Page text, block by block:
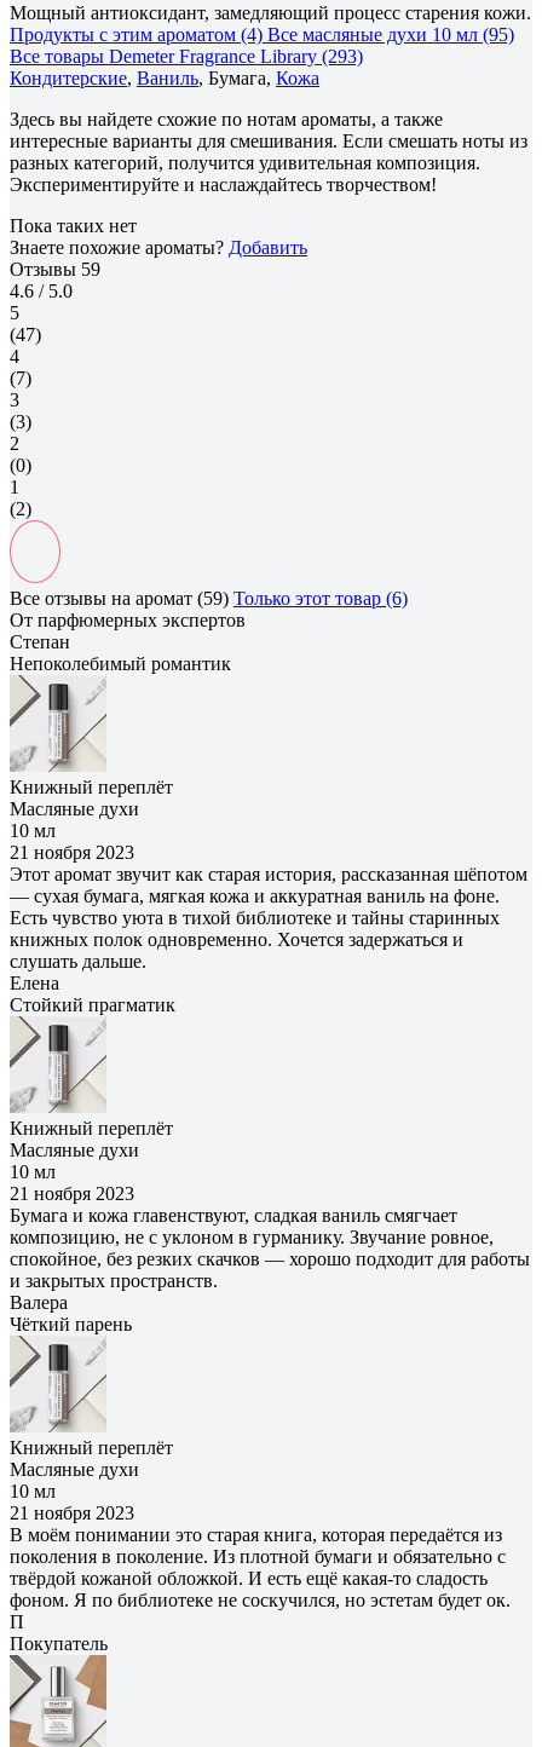
Мощный антиоксидант, замедляющий процесс старения кожи.
Продукты с этим ароматом (4) Все масляные духи 10 мл (95)
Все товары Demeter Fragrance Library (293)
Кондитерские, Ваниль, Бумага, Кожа
Здесь вы найдете схожие по нотам ароматы, а также
интересные варианты для смешивания. Если смешать ноты из
разных категорий, получится удивительная композиция.
Экспериментируйте и наслаждайтесь творчеством!
Пока таких нет
Знаете похожие ароматы? Добавить
Отзывы 59
4.6 / 5.0
5
(47)
4
(7)
3
(3)
2
(0)
1
(2)
Все отзывы на аромат (59) Только этот товар (6)
От парфюмерных экспертов
Степан
Непоколебимый романтик
Книжный переплёт
Масляные духи
10 мл
21 ноября 2023
Этот аромат звучит как старая история, рассказанная шёпотом
— сухая бумага, мягкая кожа и аккуратная ваниль на фоне.
Есть чувство уюта в тихой библиотеке и тайны старинных
книжных полок одновременно. Хочется задержаться и
слушать дальше.
Елена
Cтойкий прагматик
Книжный переплёт
Масляные духи
10 мл
21 ноября 2023
Бумага и кожа главенствуют, сладкая ваниль смягчает
композицию, не с уклоном в гурманику. Звучание ровное,
спокойное, без резких скачков — хорошо подходит для работы
и закрытых пространств.
Валера
Чёткий парень
Книжный переплёт
Масляные духи
10 мл
21 ноября 2023
В моём понимании это старая книга, которая передаётся из
поколения в поколение. Из плотной бумаги и обязательно с
твёрдой кожаной обложкой. И есть ещё какая-то сладость
фоном. Я по библиотеке не соскучился, но эстетам будет ок.
П
Покупатель